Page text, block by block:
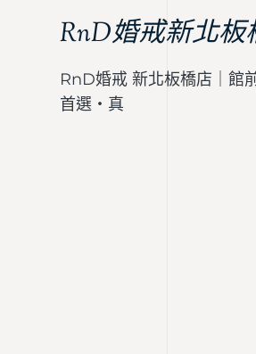
RnD婚戒新北板
RnD婚戒 新北板橋店｜館
首選・真